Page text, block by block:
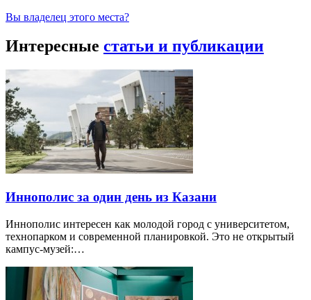
Вы владелец этого места?
Интересные статьи и публикации
Иннополис за один день из Казани
Иннополис интересен как молодой город с университетом,
технопарком и современной планировкой. Это не открытый
кампус-музей:…